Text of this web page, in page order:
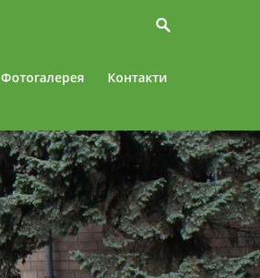
Фотогалерея Контакти